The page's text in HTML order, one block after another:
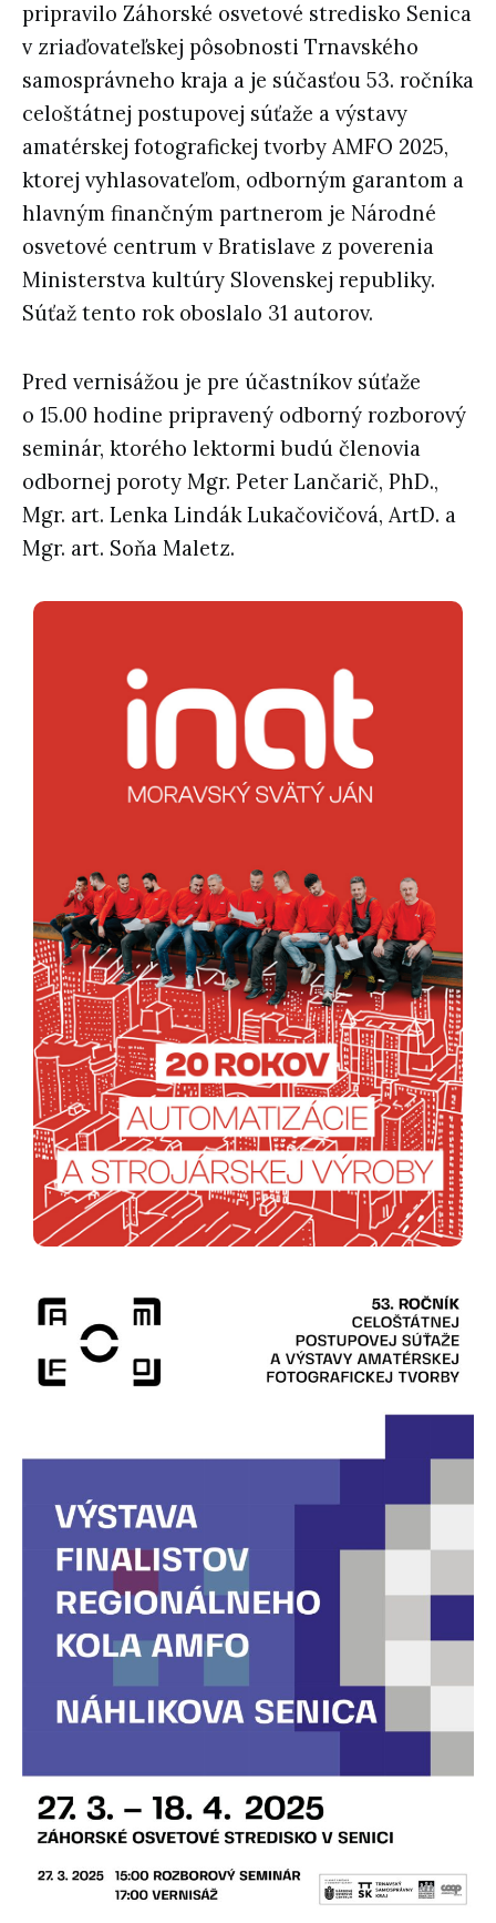
pripravilo Záhorské osvetové stredisko Senica
v zriaďovateľskej pôsobnosti Trnavského
samosprávneho kraja a je súčasťou 53. ročníka
celoštátnej postupovej súťaže a výstavy
amatérskej fotografickej tvorby AMFO 2025,
ktorej vyhlasovateľom, odborným garantom a
hlavným finančným partnerom je Národné
osvetové centrum v Bratislave z poverenia
Ministerstva kultúry Slovenskej republiky.
Súťaž tento rok oboslalo 31 autorov.
Pred vernisážou je pre účastníkov súťaže
o 15.00 hodine pripravený odborný rozborový
seminár, ktorého lektormi budú členovia
odbornej poroty Mgr. Peter Lančarič, PhD.,
Mgr. art. Lenka Lindák Lukačovičová, ArtD. a
Mgr. art. Soňa Maletz.